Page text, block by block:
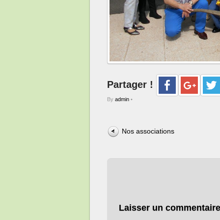
Partager !
By admin •
Nos associations
Laisser un commentaire